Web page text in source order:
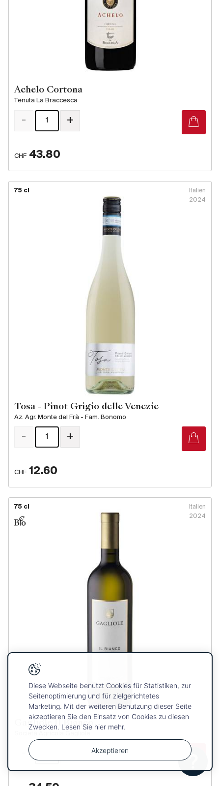
Achelo Cortona
Tenuta La Braccesca
CHF 43.80
- +
75 cl
Italien
2024
Tosa - Pinot Grigio delle Venezie
Az. Agr. Monte del Frà - Fam. Bonomo
CHF 12.60
- +
75 cl
Italien
2024
Gagliole Il Bianco
Ihre
Auswahl
Diese Webseite benutzt Cookies für Statistiken, zur
Seitenoptimierung und für zielgerichtetes
Marketing. Mit der weiteren Benutzung dieser Seite
akzeptieren Sie den Einsatz von Cookies zu diesen
Zwecken. Lesen Sie hier mehr.
Akzeptieren